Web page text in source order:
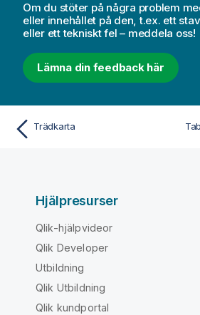
Om du stöter på några problem
eller innehållet på den, t.ex. ett
eller ett tekniskt fel – meddela oss!
Lämna din feedback här
Trädkarta
Hjälpresurser
Qlik-hjälpvideor
Qlik Developer
Utbildning
Qlik Utbildning
Qlik kundportal